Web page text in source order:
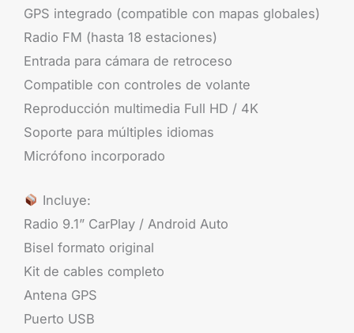
GPS integrado (compatible con mapas globales)
Radio FM (hasta 18 estaciones)
Entrada para cámara de retroceso
Compatible con controles de volante
Reproducción multimedia Full HD / 4K
Soporte para múltiples idiomas
Micrófono incorporado
Incluye:
Radio 9.1” CarPlay / Android Auto
Bisel formato original
Kit de cables completo
Antena GPS
Puerto USB